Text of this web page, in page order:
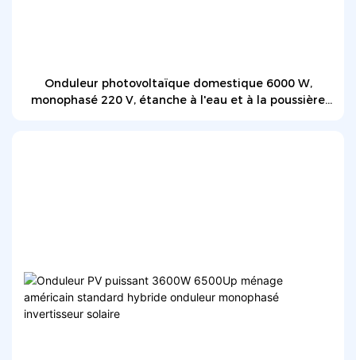
Onduleur photovoltaïque domestique 6000 W,
monophasé 220 V, étanche à l'eau et à la poussière